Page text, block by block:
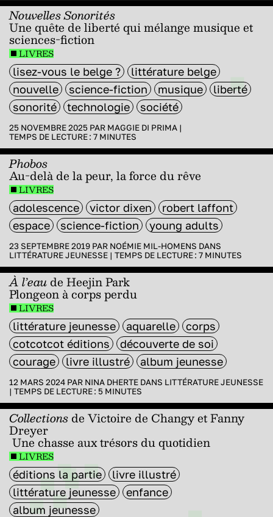
Nouvelles Sonorités
Une quête de liberté qui mélange musique et
sciences-fiction
LIVRES
lisez-vous le belge ?
littérature belge
nouvelle
science-fiction musique
liberté
sonorité
technologie société
25 NOVEMBRE 2025 PAR MAGGIE DI PRIMA |
TEMPS DE LECTURE : 7 MINUTES
Phobos
Au-delà de la peur, la force du rêve
LIVRES
adolescence victor dixen
robert laffont
espace
science-fiction young adults
23 SEPTEMBRE 2019 PAR NOÉMIE MIL-HOMENS DANS
LITTÉRATURE JEUNESSE | TEMPS DE LECTURE : 7 MINUTES
À l’eaude Heejin Park
Plongeon à corps perdu
LIVRES
littérature jeunesse aquarelle
corps
cotcotcot éditions
découverte de soi
courage
livre illustré album jeunesse
12 MARS 2024 PAR NINA DHERTE DANS LITTÉRATURE JEUNESSE
| TEMPS DE LECTURE : 5 MINUTES
Collectionsde Victoire de Changy et Fanny
Dreyer
Une chasse aux trésors du quotidien
LIVRES
éditions la partie
livre illustré
littérature jeunesse
enfance
album jeunesse